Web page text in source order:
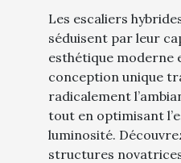
Les escaliers
séduisent par leur
esthétique moderne
conception unique
radicalement
tout en optimisant
luminosité.
structures